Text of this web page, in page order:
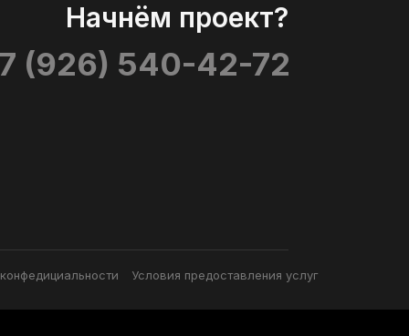
Начнём проект?
Условия предоставления услуг
(926) 540-42-72